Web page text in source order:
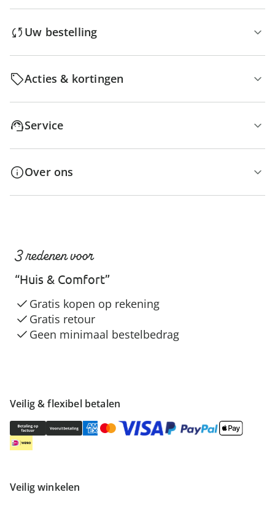
Uw bestelling
Acties & kortingen
Service
Over ons
Veilig & flexibel betalen
Veilig winkelen
3 redenen voor
“Huis & Comfort”
Gratis kopen op rekening
Gratis retour
Geen minimaal bestelbedrag